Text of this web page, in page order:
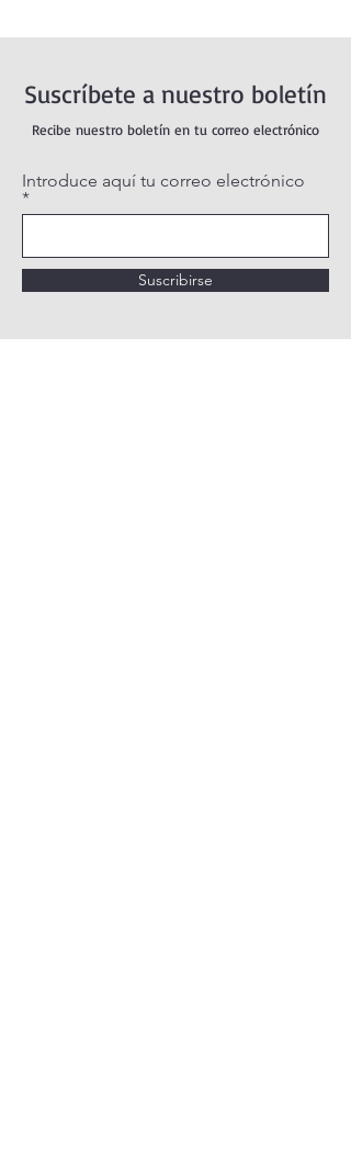
Suscríbete a nuestro boletín
Recibe nuestro boletín en tu correo electrónico
Introduce aquí tu correo electrónico
Suscribirse